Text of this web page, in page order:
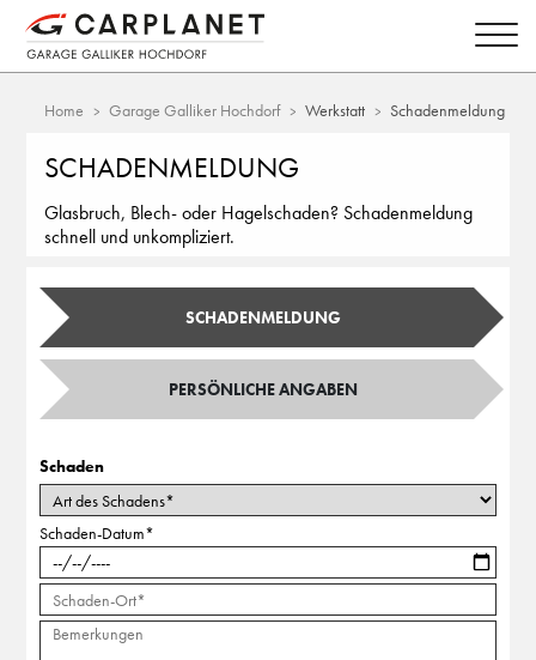
Home Garage Galliker Hochdorf Werkstatt Schadenmeldung
SCHADENMELDUNG
Glasbruch, Blech- oder Hagelschaden? Schadenmeldung
schnell und unkompliziert.
SCHADENMELDUNG
PERSÖNLICHE ANGABEN
Schaden
Schaden-Datum*